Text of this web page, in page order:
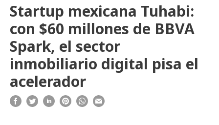
Startup mexicana Tuhabi:
con $60 millones de BBVA
Spark, el sector
inmobiliario digital pisa el
acelerador